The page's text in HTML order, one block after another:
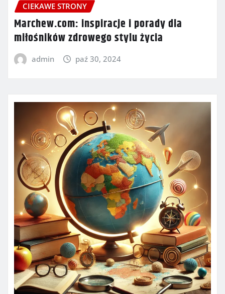
CIEKAWE STRONY
Marchew.com: inspiracje i porady dla
miłośników zdrowego stylu życia
admin paź 30, 2024